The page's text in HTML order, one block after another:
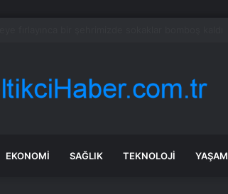
EKONOMI SAĞLIK TEKNOLOJI YAŞAM